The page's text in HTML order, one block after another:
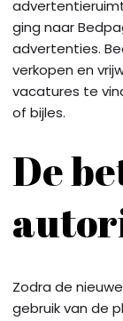
ging naar
advertenties.
verkopen en
vacatures te
of bijles.
De
Zodra de
gebruik van de